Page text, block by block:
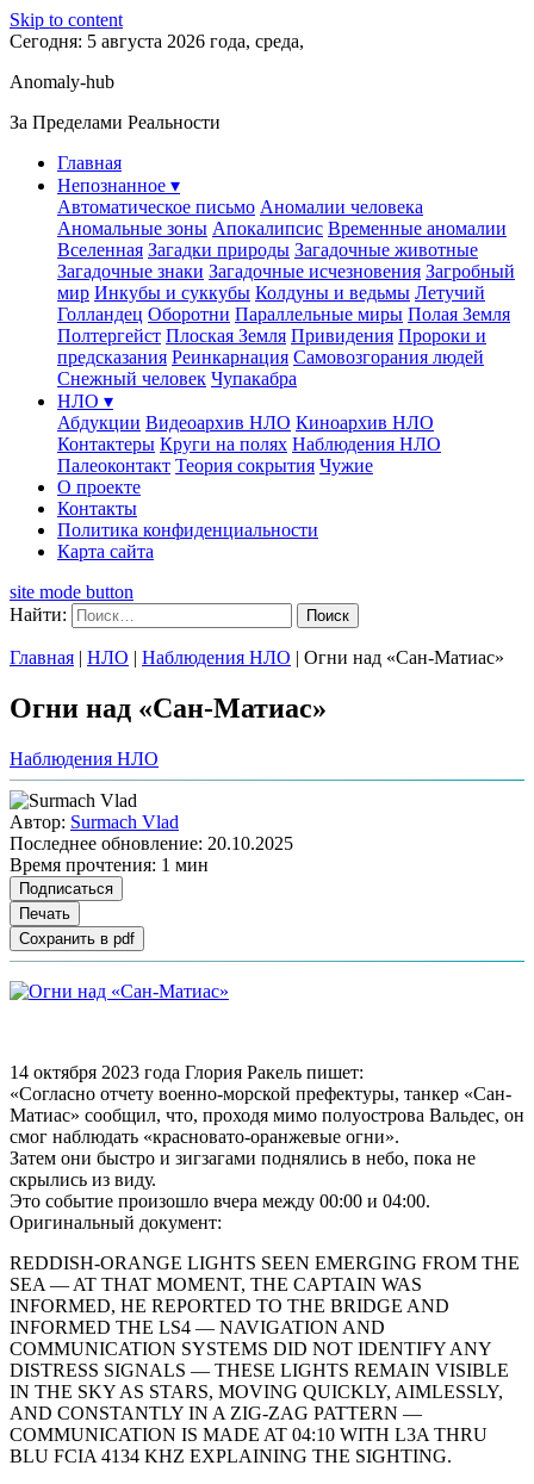
Skip to content
Сегодня: 5 августа 2026 года, среда,
Anomaly-hub
За Пределами Реальности
Главная
Непознанное ▾
Автоматическое письмо Аномалии человека
Аномальные зоны Апокалипсис Временные аномалии
Вселенная Загадки природы Загадочные животные
Загадочные знаки Загадочные исчезновения Загробный
мир Инкубы и суккубы Колдуны и ведьмы Летучий
Голландец Оборотни Параллельные миры Полая Земля
Полтергейст Плоская Земля Привидения Пророки и
предсказания Реинкарнация Самовозгорания людей
Снежный человек Чупакабра
НЛО ▾
Абдукции Видеоархив НЛО Киноархив НЛО
Контактеры Круги на полях Наблюдения НЛО
Палеоконтакт Теория сокрытия Чужие
О проекте
Контакты
Политика конфиденциальности
Карта сайта
site mode button
Найти:
Главная | НЛО | Наблюдения НЛО | Огни над «Сан-Матиас»
Огни над «Сан-Матиас»
Наблюдения НЛО
Автор: Surmach Vlad
Последнее обновление: 20.10.2025
Время прочтения: 1 мин
Подписаться
Печать
Сохранить в pdf
14 октября 2023 года Глория Ракель пишет:
«Согласно отчету военно-морской префектуры, танкер «Сан-
Матиас» сообщил, что, проходя мимо полуострова Вальдес, он
смог наблюдать «красновато-оранжевые огни».
Затем они быстро и зигзагами поднялись в небо, пока не
скрылись из виду.
Это событие произошло вчера между 00:00 и 04:00.
Оригинальный документ:
REDDISH-ORANGE LIGHTS SEEN EMERGING FROM THE
SEA — AT THAT MOMENT, THE CAPTAIN WAS
INFORMED, HE REPORTED TO THE BRIDGE AND
INFORMED THE LS4 — NAVIGATION AND
COMMUNICATION SYSTEMS DID NOT IDENTIFY ANY
DISTRESS SIGNALS — THESE LIGHTS REMAIN VISIBLE
IN THE SKY AS STARS, MOVING QUICKLY, AIMLESSLY,
AND CONSTANTLY IN A ZIG-ZAG PATTERN —
COMMUNICATION IS MADE AT 04:10 WITH L3A THRU
BLU FCIA 4134 KHZ EXPLAINING THE SIGHTING.